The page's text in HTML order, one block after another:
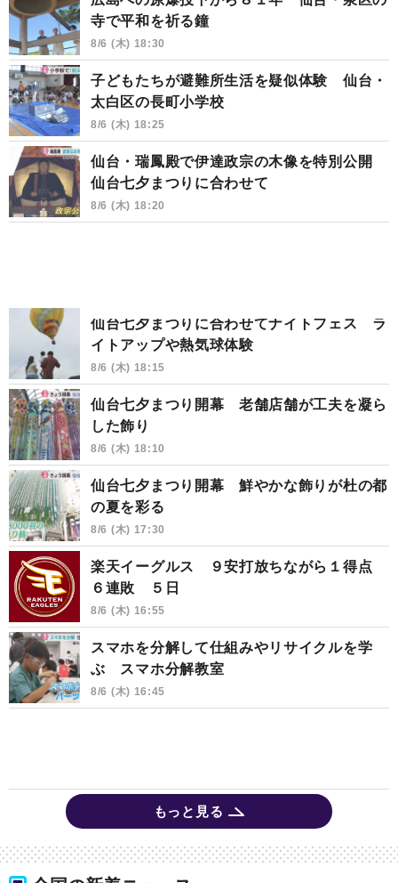
寺で平和を祈る鐘
8/6 (木) 18:30
子どもたちが避難所生活を疑似体験 仙台・
太白区の長町小学校
8/6 (木) 18:25
仙台・瑞鳳殿で伊達政宗の木像を特別公開
仙台七夕まつりに合わせて
8/6 (木) 18:20
仙台七夕まつりに合わせてナイトフェス ラ
イトアップや熱気球体験
8/6 (木) 18:15
仙台七夕まつり開幕 老舗店舗が工夫を凝ら
した飾り
8/6 (木) 18:10
仙台七夕まつり開幕 鮮やかな飾りが杜の都
の夏を彩る
8/6 (木) 17:30
楽天イーグルス ９安打放ちながら１得点
６連敗 ５日
8/6 (木) 16:55
スマホを分解して仕組みやリサイクルを学
ぶ スマホ分解教室
8/6 (木) 16:45
もっと見る